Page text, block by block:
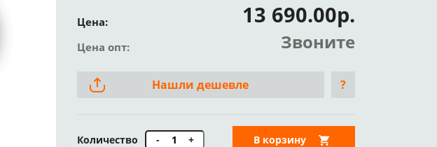
Цена: 13 690.00р.
Цена опт: Звоните
Нашли дешевле ?
Количество - + В корзину